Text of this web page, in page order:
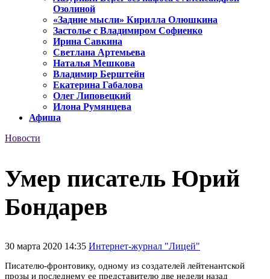
Озолиной
«Задние мысли» Кирилла Олюшкина
Застолье с Владимиром Софиенко
Ирина Савкина
Светлана Артемьева
Наталья Мешкова
Владимир Берштейн
Екатерина Габалова
Олег Липовецкий
Илона Румянцева
Афиша
Новости
Умер писатель Юрий
Бондарев
30 марта 2020 14:35 Интернет-журнал "Лицей"
Писателю-фронтовику, одному из создателей лейтенантской
прозы и последнему ее представителю две недели назад